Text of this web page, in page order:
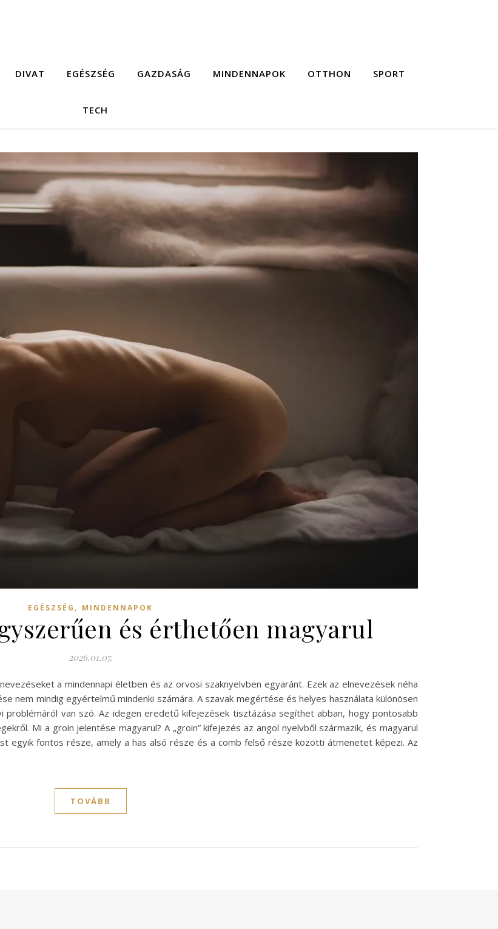
DIVAT EGÉSZSÉG GAZDASÁG MINDENNAPOK OTTHON SPORT
TECH
EGÉSZSÉG , MINDENNAPOK
és érthetően magyarul
2026.01.07.
a mindennapi életben és az orvosi szaknyelvben egyaránt. Ezek az elnevezések néha
nem mindig egyértelmű mindenki számára. A szavak megértése és helyes használata különösen
van szó. Az idegen eredetű kifejezések tisztázása segíthet abban, hogy pontosabb
Mi a groin jelentése magyarul? A „groin” kifejezés az angol nyelvből származik, és magyarul
egyik fontos része, amely a has alsó része és a comb felső része közötti átmenetet képezi. Az
TOVÁBB